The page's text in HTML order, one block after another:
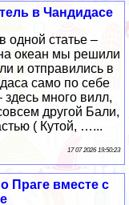
в Чандидасе
одной статье –
океан мы решили
и отправились в
само по себе
много вилл,
другой Бали,
( Кутой, …...
17 07 2026 19:50:23
Праге вместе с